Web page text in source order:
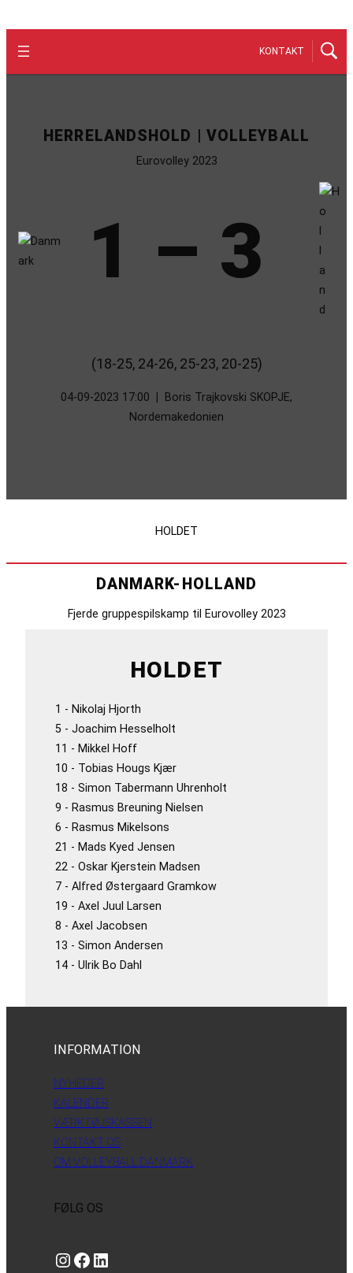
KONTAKT
HERRELANDSHOLD | VOLLEYBALL
Eurovolley 2023
1 – 3
(18-25, 24-26, 25-23, 20-25)
04-09-2023 17:00
Boris Trajkovski SKOPJE,
Nordemakedonien
HOLDET
DANMARK-HOLLAND
Fjerde gruppespilskamp til Eurovolley 2023
HOLDET
1 - Nikolaj Hjorth
5 - Joachim Hesselholt
11 - Mikkel Hoff
10 - Tobias Hougs Kjær
18 - Simon Tabermann Uhrenholt
9 - Rasmus Breuning Nielsen
6 - Rasmus Mikelsons
21 - Mads Kyed Jensen
22 - Oskar Kjerstein Madsen
7 - Alfred Østergaard Gramkow
19 - Axel Juul Larsen
8 - Axel Jacobsen
13 - Simon Andersen
14 - Ulrik Bo Dahl
INFORMATION
NYHEDER
KALENDER
VÆRKTØJSKASSEN
KONTAKT OS
OM VOLLEYBALL DANMARK
FØLG OS
Instagram https://www.facebook.com/danishbeachvolleytour LinkedIn